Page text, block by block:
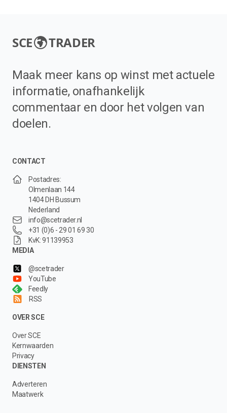
SCE TRADER
Maak meer kans op winst met actuele
informatie, onafhankelijk
commentaar en door het volgen van
doelen.
CONTACT
Postadres:
Olmenlaan 144
1404 DH Bussum
Nederland
info@scetrader.nl
+31 (0)6 - 29 01 69 30
KvK: 91139953
MEDIA
@scetrader
YouTube
Feedly
RSS
OVER SCE
Over SCE
Kernwaarden
Privacy
DIENSTEN
Adverteren
Maatwerk